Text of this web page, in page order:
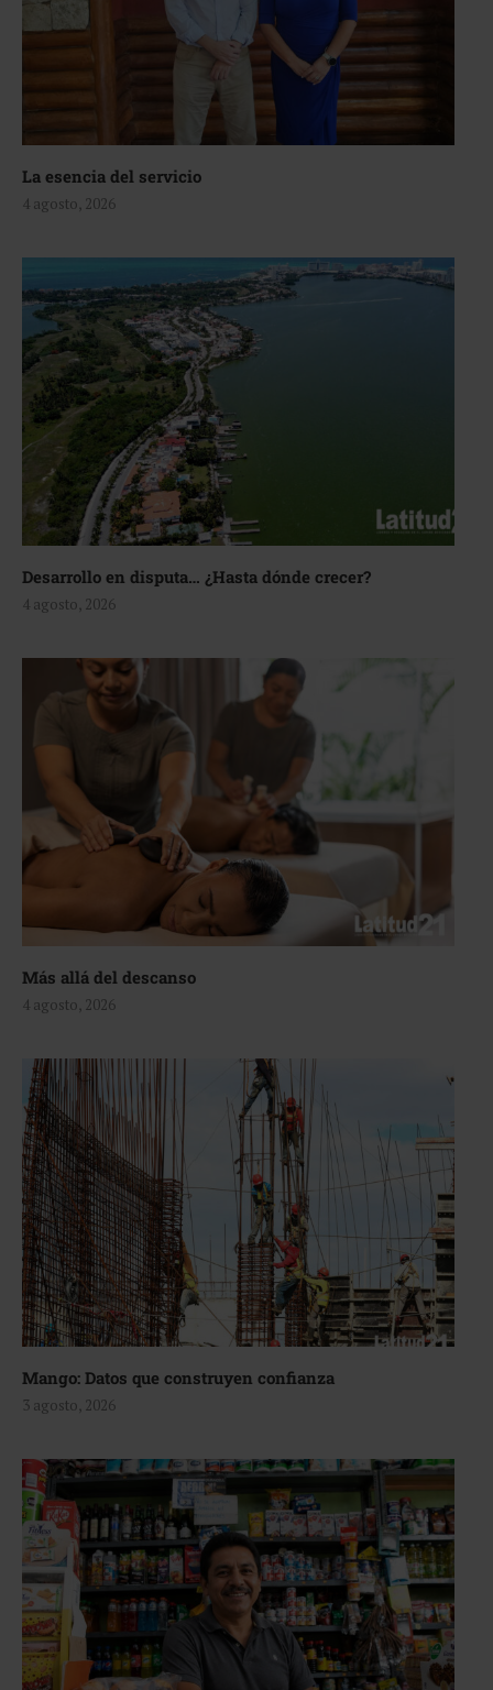
La esencia del servicio
4 agosto, 2026
Desarrollo en disputa… ¿Hasta dónde crecer?
4 agosto, 2026
Más allá del descanso
4 agosto, 2026
Mango: Datos que construyen confianza
3 agosto, 2026